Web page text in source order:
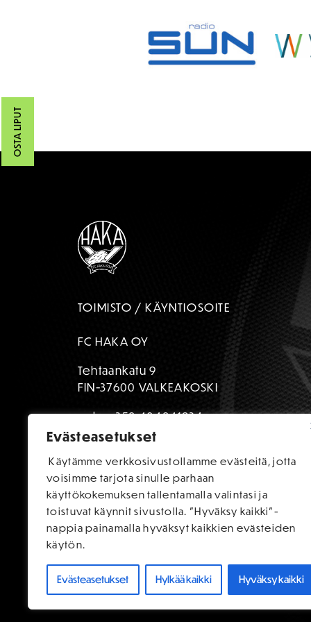
Evästeasetukset
Käytämme verkkosivustollamme evästeitä, jotta
voisimme tarjota sinulle parhaan
käyttökokemuksen tallentamalla valintasi ja
toistuvat käynnit sivustolla. "Hyväksy kaikki"-
nappia painamalla hyväksyt kaikkien evästeiden
käytön.
Evästeasetukset Hylkää kaikki Hyväksy kaikki
OSTA LIPUT
TOIMISTO / KÄYNTIOSOITE
FC HAKA OY
Tehtaankatu 9
FIN-37600 VALKEAKOSKI
puh:+358 404841934
toimisto@fchaka.fi